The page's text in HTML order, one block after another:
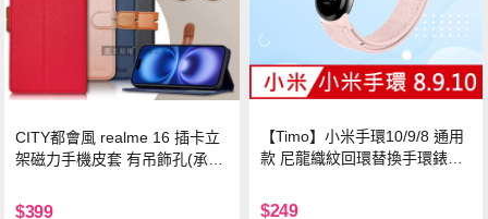
CITY都會風 realme 16 插卡立
架磁力手機皮套 有吊飾孔(承諾
$399
【Timo】小米手環10/9/8 通用
款 尼龍織紋回環替換手環錶帶-
$249